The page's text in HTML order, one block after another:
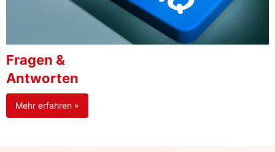
Fragen &
Antworten
Mehr erfahren »